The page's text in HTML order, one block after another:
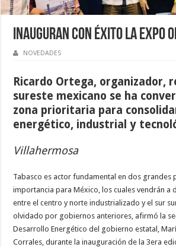
Inauguran con éxito la Expo
NOVEDADES
Ricardo Ortega, organizador,
sureste mexicano se ha
zona prioritaria para
energético, industrial y
Villahermosa
Tabasco es actor fundamental en dos grandes
importancia para México, los cuales vendrán a
entre el centro y norte industrializado y el sur
olvidado por gobiernos anteriores, afirmó la
Desarrollo Energético del gobierno estatal,
Corrales, durante la inauguración de la 3era